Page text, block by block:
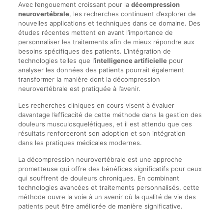
Avec l’engouement croissant pour la décompression
neurovertébrale, les recherches continuent d’explorer de
nouvelles applications et techniques dans ce domaine. Des
études récentes mettent en avant l’importance de
personnaliser les traitements afin de mieux répondre aux
besoins spécifiques des patients. L’intégration de
technologies telles que l’intelligence artificiellepour
analyser les données des patients pourrait également
transformer la manière dont la décompression
neurovertébrale est pratiquée à l’avenir.
Les recherches cliniques en cours visent à évaluer
davantage l’efficacité de cette méthode dans la gestion des
douleurs musculosquelétiques, et il est attendu que ces
résultats renforceront son adoption et son intégration
dans les pratiques médicales modernes.
La décompression neurovertébrale est une approche
prometteuse qui offre des bénéfices significatifs pour ceux
qui souffrent de douleurs chroniques. En combinant
technologies avancées et traitements personnalisés, cette
méthode ouvre la voie à un avenir où la qualité de vie des
patients peut être améliorée de manière significative.